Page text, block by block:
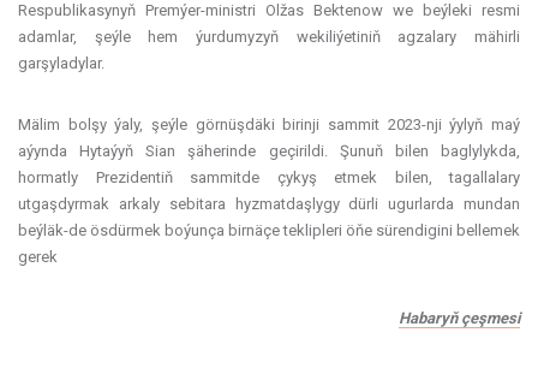
Respublikasynyň Premýer-ministri Olžas Bektenow we beýleki resmi
adamlar, şeýle hem ýurdumyzyň wekiliýetiniň agzalary mähirli
garşyladylar.
Mälim bolşy ýaly, şeýle görnüşdäki birinji sammit 2023-nji ýylyň maý
aýynda Hytaýyň Sian şäherinde geçirildi. Şunuň bilen baglylykda,
hormatly Prezidentiň sammitde çykyş etmek bilen, tagallalary
utgaşdyrmak arkaly sebitara hyzmatdaşlygy dürli ugurlarda mundan
beýläk-de ösdürmek boýunça birnäçe teklipleri öňe sürendigini bellemek
gerek
Habaryň çeşmesi